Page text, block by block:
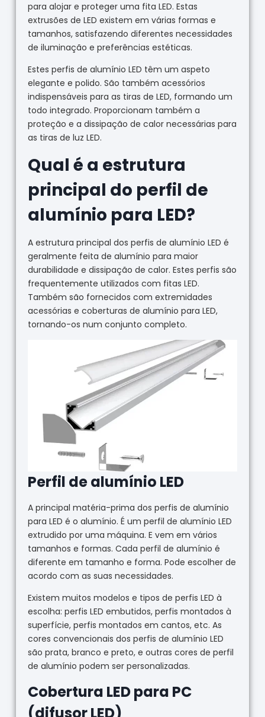
para alojar e proteger uma fita LED. Estas
extrusões de LED existem em várias formas e
tamanhos, satisfazendo diferentes necessidades
de iluminação e preferências estéticas.
Estes perfis de alumínio LED têm um aspeto
elegante e polido. São também acessórios
indispensáveis para as tiras de LED, formando um
todo integrado. Proporcionam também a
proteção e a dissipação de calor necessárias para
as tiras de luz LED.
Qual é a estrutura
principal do perfil de
alumínio para LED?
A estrutura principal dos perfis de alumínio LED é
geralmente feita de alumínio para maior
durabilidade e dissipação de calor. Estes perfis são
frequentemente utilizados com fitas LED.
Também são fornecidos com extremidades
acessórias e coberturas de alumínio para LED,
tornando-os num conjunto completo.
Perfil de alumínio LED
A principal matéria-prima dos perfis de alumínio
para LED é o alumínio. É um perfil de alumínio LED
extrudido por uma máquina. E vem em vários
tamanhos e formas. Cada perfil de alumínio é
diferente em tamanho e forma. Pode escolher de
acordo com as suas necessidades.
Existem muitos modelos e tipos de perfis LED à
escolha: perfis LED embutidos, perfis montados à
superfície, perfis montados em cantos, etc. As
cores convencionais dos perfis de alumínio LED
são prata, branco e preto, e outras cores de perfil
de alumínio podem ser personalizadas.
Cobertura LED para PC
(difusor LED)